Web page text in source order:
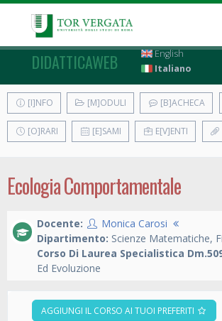
DIDATTICAWEB
English
Italiano
[I]NFO [M]ODULI [B]ACHECA
[O]RARI [E]SAMI E[V]ENTI
Ecologia Comportamentale
Docente:
Monica Carosi
Dipartimento: Scienze Matematiche,
Corso Di Laurea Specialistica
Ed Evoluzione
AGGIUNGI IL CORSO AI TUOI PREFERITI